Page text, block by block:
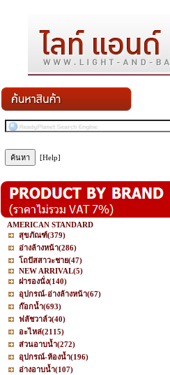
[Help]
AMERICAN STANDARD
สุขภัณฑ์(379)
อ่างล้างหน้า(286)
โถปัสสาวะชาย(47)
NEW ARRIVAL(5)
ฝารองนั่ง(140)
อุปกรณ์-อ่างล้างหน้า(67)
ก๊อกน้ำ(693)
ฟลัชวาล์ว(40)
อะไหล่(2115)
ส่วนอาบน้ำ(272)
อุปกรณ์-ห้องน้ำ(196)
อ่างอาบน้ำ(107)